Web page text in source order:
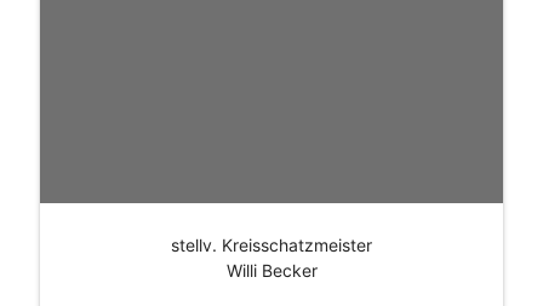
stellv. Kreisschatzmeister
Willi Becker